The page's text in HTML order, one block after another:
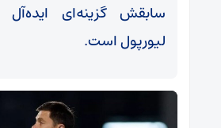
سابقش گزینه‌ای
لیورپول است.